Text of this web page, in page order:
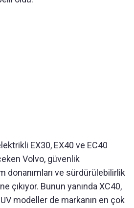
EX30, EX40 ve EC40
Volvo, güvenlik
donanımları ve sürdürülebilirlik
çıkıyor. Bunun yanında XC40,
modeller de markanın en çok